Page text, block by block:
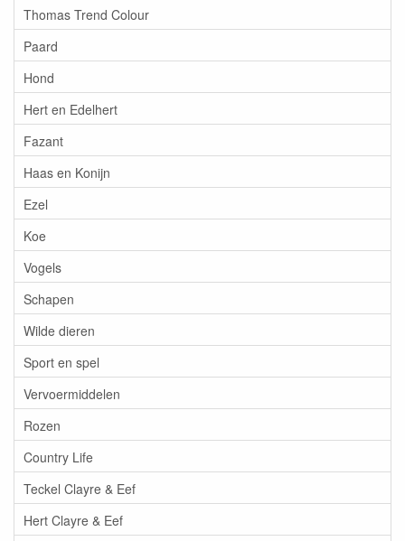
Thomas Trend Colour
Paard
Hond
Hert en Edelhert
Fazant
Haas en Konijn
Ezel
Koe
Vogels
Schapen
Wilde dieren
Sport en spel
Vervoermiddelen
Rozen
Country Life
Teckel Clayre & Eef
Hert Clayre & Eef